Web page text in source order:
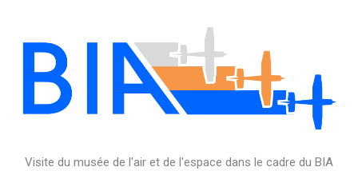
Visite du musée de l'air et de l'espace dans le cadre du BIA